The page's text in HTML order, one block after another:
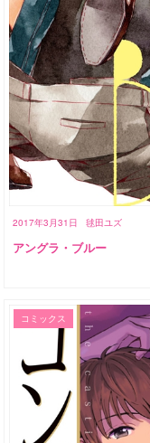
2017年3月31日 毬田ユズ
アングラ・ブルー
コミックス